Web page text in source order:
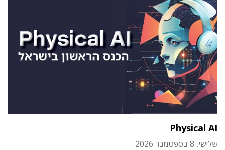
Physical AI
שלישי, 8 בספטמבר 2026